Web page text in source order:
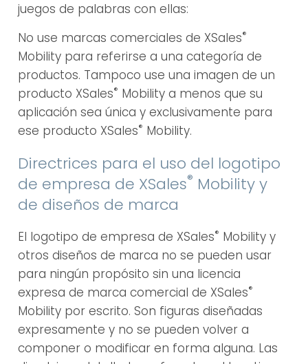
juegos de palabras con ellas:
No use marcas comerciales de XSales®
Mobility para referirse a una categoría de
productos. Tampoco use una imagen de un
producto XSales® Mobility a menos que su
aplicación sea única y exclusivamente para
ese producto XSales® Mobility.
Directrices para el uso del logotipo
de empresa de XSales® Mobility y
de diseños de marca
El logotipo de empresa de XSales® Mobility y
otros diseños de marca no se pueden usar
para ningún propósito sin una licencia
expresa de marca comercial de XSales®
Mobility por escrito. Son figuras diseñadas
expresamente y no se pueden volver a
componer o modificar en forma alguna. Las